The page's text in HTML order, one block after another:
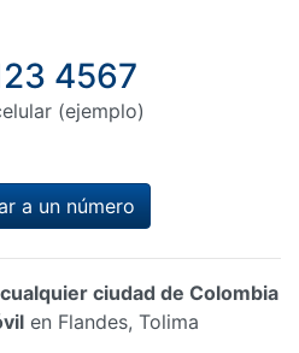
4567
(ejemplo)
a un número
ciudad de Colombia
en Flandes, Tolima